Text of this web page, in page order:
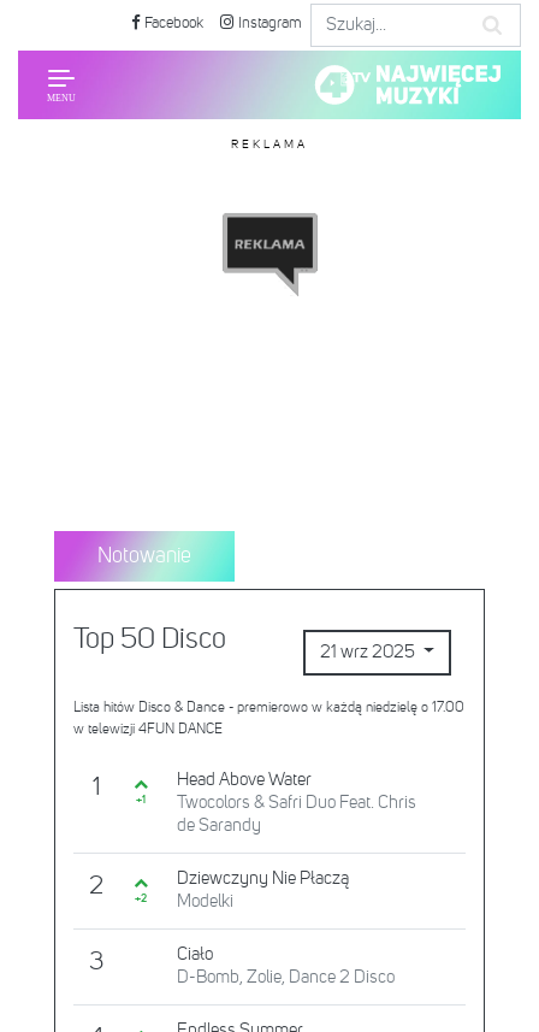
Facebook Instagram
REKLAMA
Notowanie
Top 50 Disco 21 wrz 2025
Lista hitów Disco & Dance - premierowo w każdą niedzielę o 17.00
w telewizji 4FUN DANCE
1 +1
Head Above Water
Twocolors & Safri Duo Feat. Chris
de Sarandy
2 +2
Dziewczyny Nie Płaczą
Modelki
3
Ciało
D-Bomb, Zolie, Dance 2 Disco